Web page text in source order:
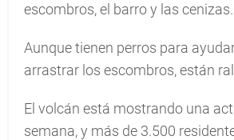
escombros, el barro y las cenizas.
Aunque tienen perros para
arrastrar los escombros, están
El volcán está mostrando una
semana, y más de 3.500